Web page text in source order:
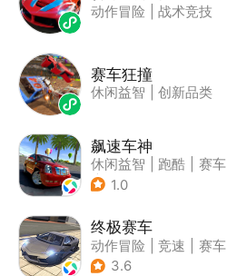
动作冒险 战术竞技
赛车狂撞
休闲益智 创新品类
飙速车神
休闲益智 跑酷
赛车
| 漂移
1.0
终极赛车
动作冒险 竞速
赛车
3.6